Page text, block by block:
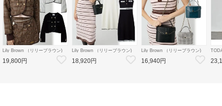
Lily Brown （リリーブラウン)
【LB×MARY QUANT】ダブル
ボタンジャケット 26秋冬
【LWFJ264100】ジャケット
19,800円
Lily Brown （リリーブラウン)
【LB×MARY QUANT】ポロニ
ットワンピース 26秋冬
【LWNO264110】フレアワンピ
18,920円
Lily Brown （リリーブラウン)
【LB×MARY QUANT】スタッ
ズバニティバッグ 26秋冬
【LWGB264343】ハンド・ショ
16,940円
26秋